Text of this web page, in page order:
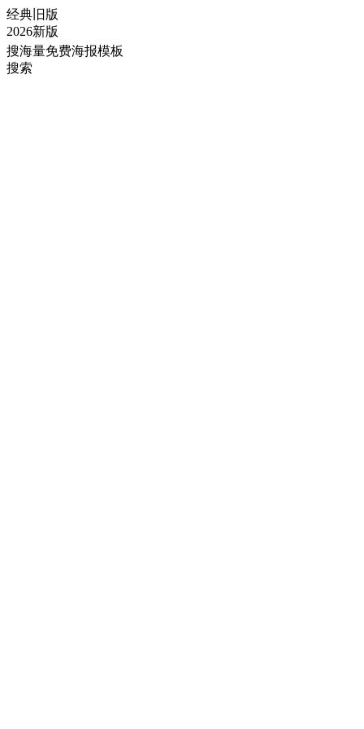
经典旧版
2026新版
搜海量免费海报模板
搜索